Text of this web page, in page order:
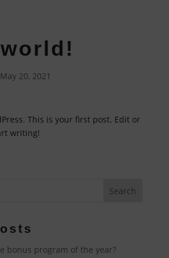
May 20, 2021
This is your first post. Edit or
writing!
bonus program of the year?